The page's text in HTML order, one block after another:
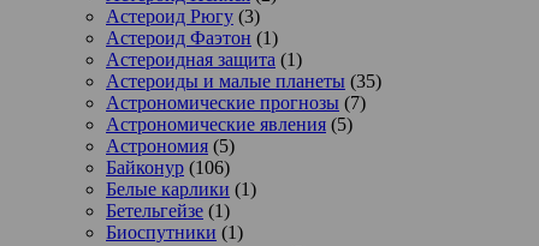
Астероид Рюгу (3)
Астероид Фаэтон (1)
Астероидная защита (1)
Астероиды и малые планеты (35)
Астрономические прогнозы (7)
Астрономические явления (5)
Астрономия (5)
Байконур (106)
Белые карлики (1)
Бетельгейзе (1)
Биоспутники (1)